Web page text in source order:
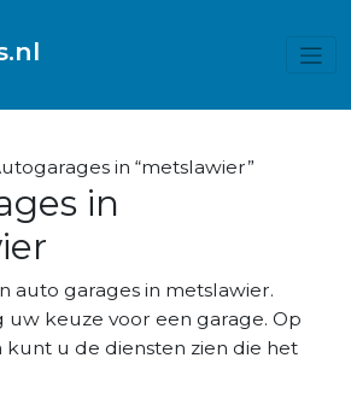
in “metslawier”
in
auto garages in metslawier.
uw keuze voor een garage. Op
u de diensten zien die het